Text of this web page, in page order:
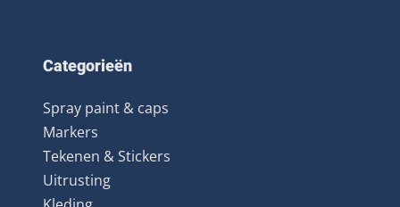
Categorieën
Spray paint & caps
Markers
Tekenen & Stickers
Uitrusting